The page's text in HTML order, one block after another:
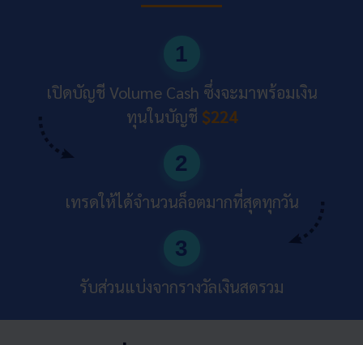
1
เปิดบัญชี Volume Cash ซึ่งจะมาพร้อมเงิน
ทุนในบัญชี $224
2
เทรดให้ได้จำนวนล็อตมากที่สุดทุกวัน
3
รับส่วนแบ่งจากรางวัลเงินสดรวม